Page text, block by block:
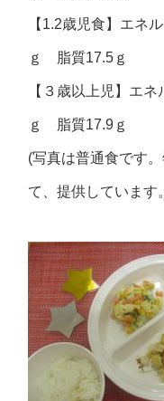
【1.2歳児食】エネ
ｇ 脂質17.5ｇ
【３歳以上児】エ
ｇ 脂質17.9ｇ
(写真は普通食です
て、提供しています